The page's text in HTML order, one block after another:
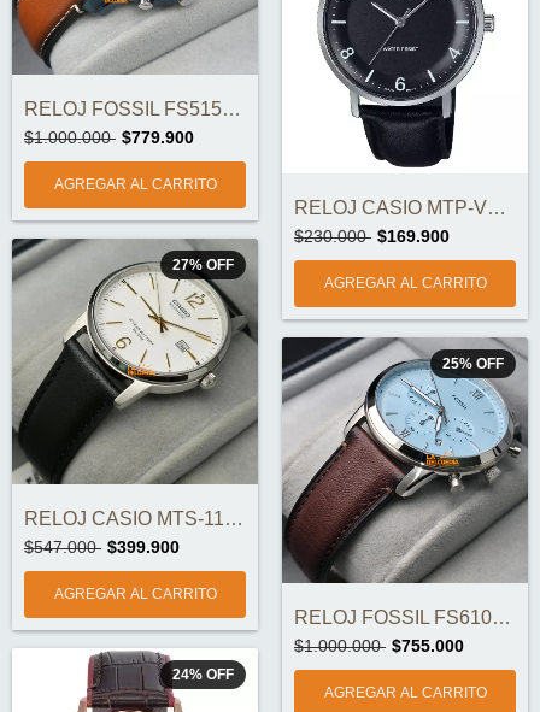
RELOJ FOSSIL FS5151 ORIGINAL
$1.000.000 $779.900
RELOJ CASIO MTP-VT03L-1B ORIGINAL
$230.000 $169.900
27% OFF
RELOJ CASIO MTS-110L-7AVDF ORIGINAL
$547.000 $399.900
25% OFF
RELOJ FOSSIL FS6109 ORIGINAL
$1.000.000 $755.000
24% OFF